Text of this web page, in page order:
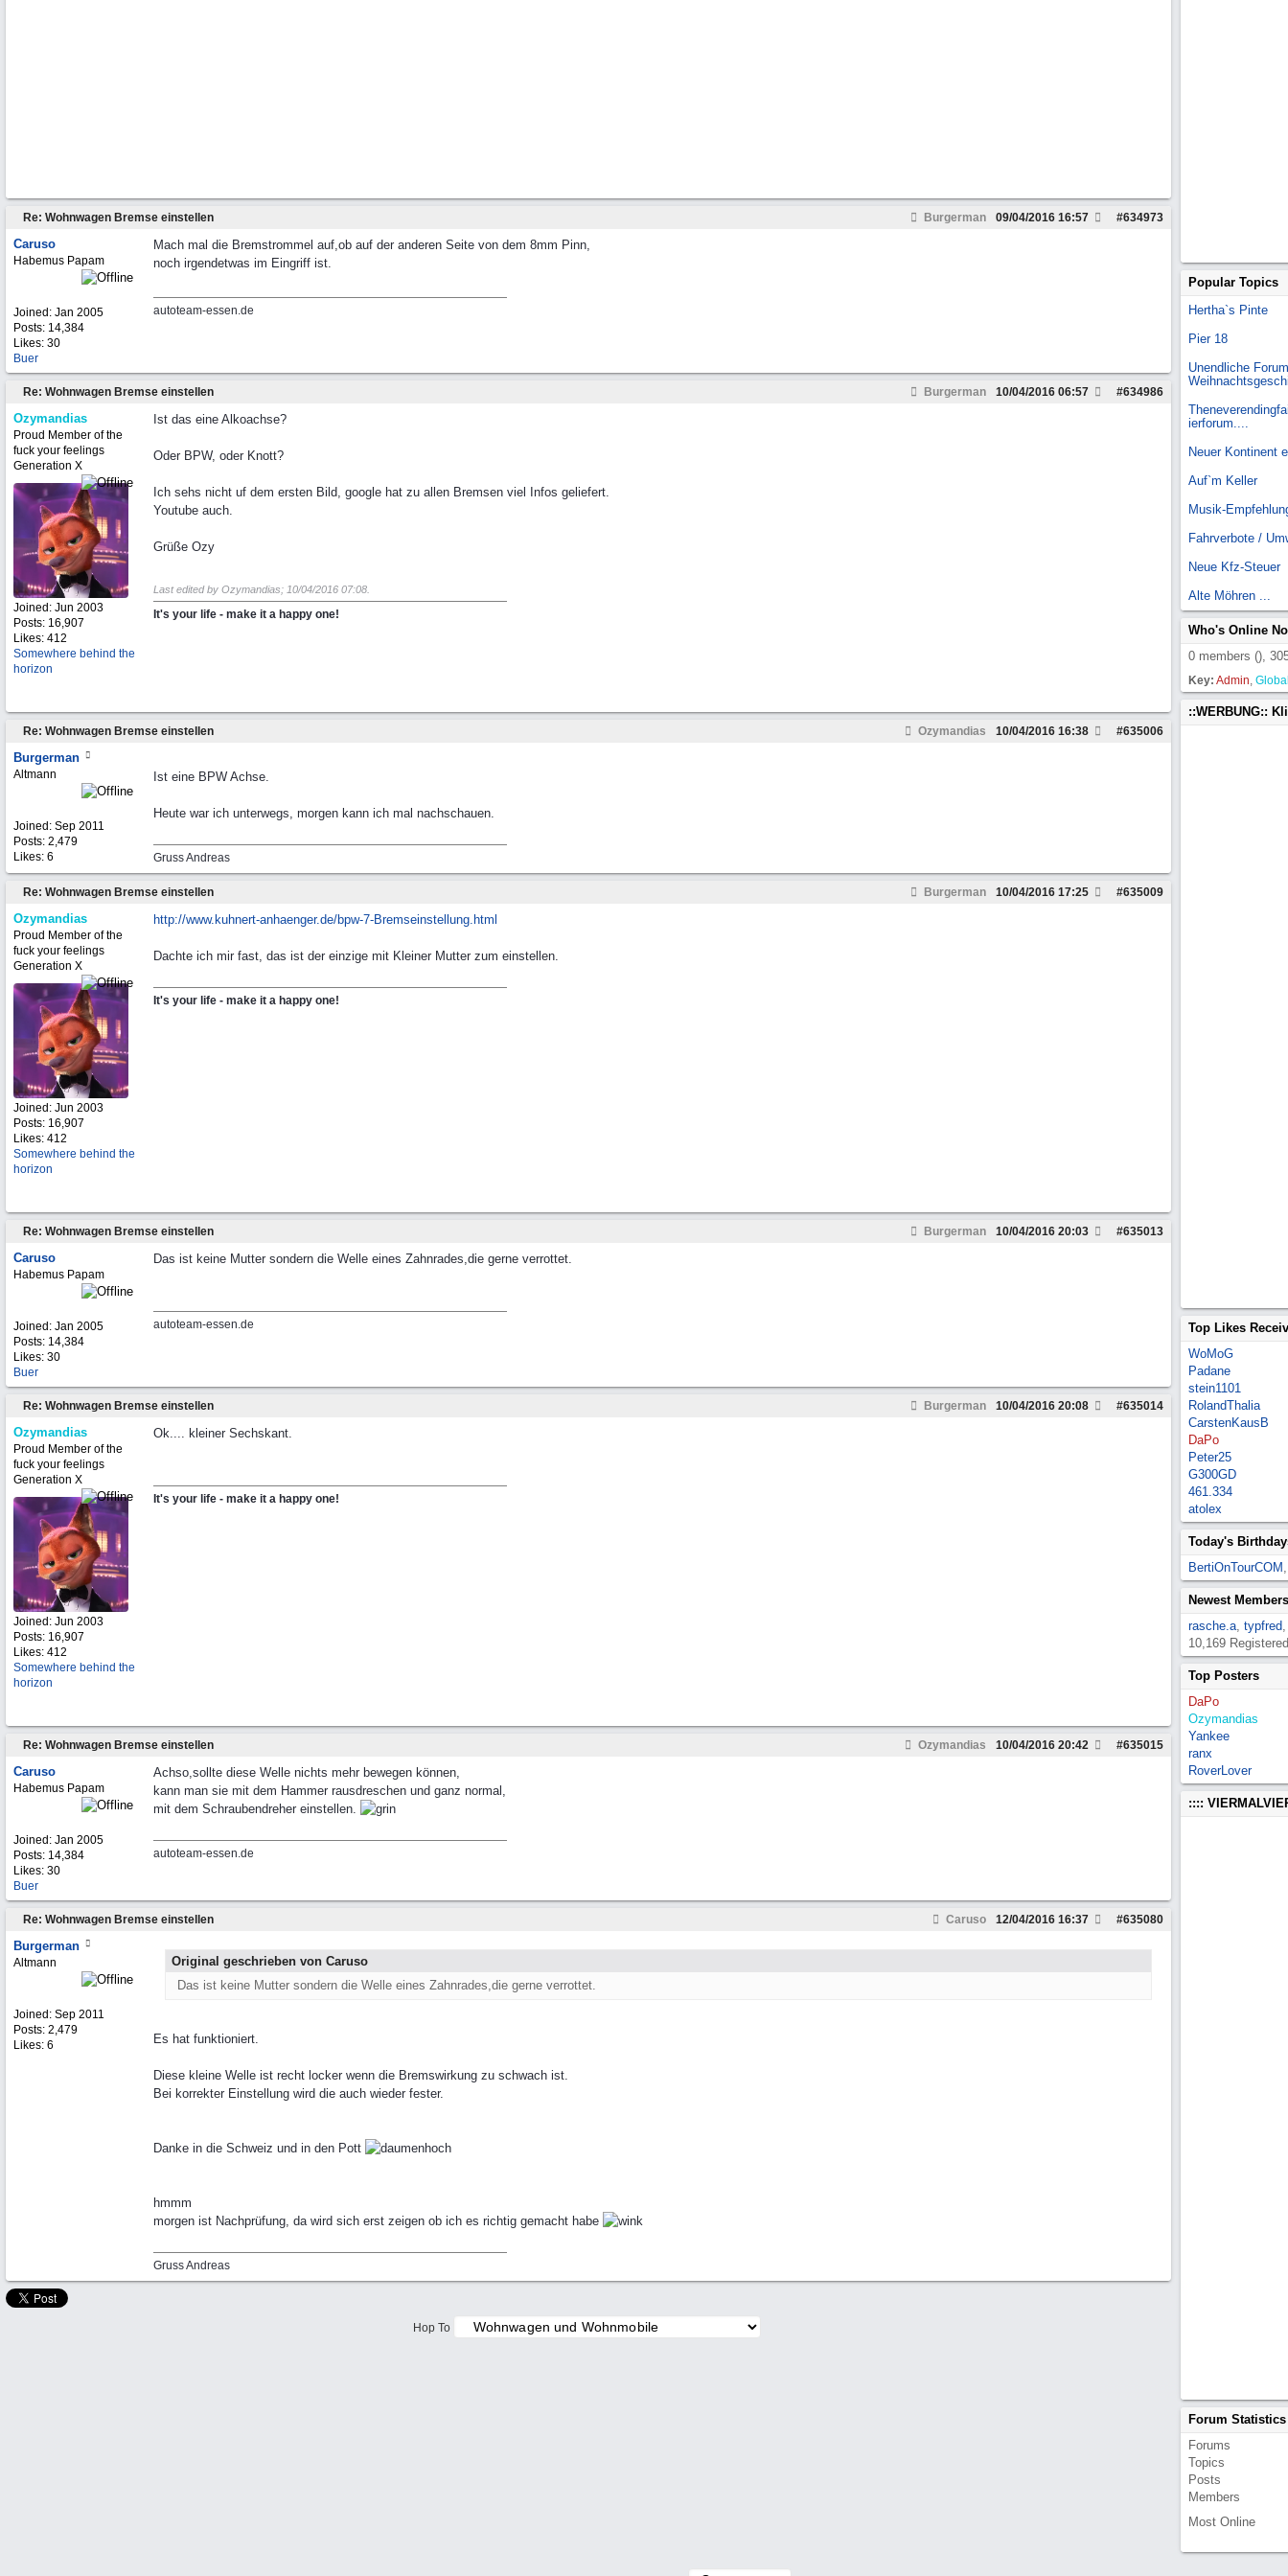
Re: Wohnwagen Bremse einstellen Burgerman #634973
09/04/2016 16:57
Caruso
Habemus Papam
Joined: Jan 2005
Posts: 14,384
Likes: 30
Buer
Mach mal die Bremstrommel auf,ob auf der anderen Seite von dem 8mm Pinn,
noch irgendetwas im Eingriff ist.
autoteam-essen.de
Re: Wohnwagen Bremse einstellen Burgerman #634986
10/04/2016 06:57
Ozymandias
Proud Member of the
fuck your feelings
Generation X
Joined: Jun 2003
Posts: 16,907
Likes: 412
Somewhere behind the
horizon
Ist das eine Alkoachse?
Oder BPW, oder Knott?
Ich sehs nicht uf dem ersten Bild, google hat zu allen Bremsen viel Infos geliefert.
Youtube auch.
Grüße Ozy
Last edited by Ozymandias; 10/04/2016 07:08
It's your life - make it a happy one!
Re: Wohnwagen Bremse einstellen Ozymandias #635006
10/04/2016 16:38
Burgerman
Altmann
Joined: Sep 2011
Posts: 2,479
Likes: 6
Ist eine BPW Achse.
Heute war ich unterwegs, morgen kann ich mal nachschauen.
Gruss Andreas
Re: Wohnwagen Bremse einstellen Burgerman #635009
10/04/2016 17:25
Ozymandias
Proud Member of the
fuck your feelings
Generation X
Joined: Jun 2003
Posts: 16,907
Likes: 412
Somewhere behind the
horizon
http://www.kuhnert-anhaenger.de/bpw-7-Bremseinstellung.html
Dachte ich mir fast, das ist der einzige mit Kleiner Mutter zum einstellen.
It's your life - make it a happy one!
Re: Wohnwagen Bremse einstellen Burgerman #635013
10/04/2016 20:03
Caruso
Habemus Papam
Joined: Jan 2005
Posts: 14,384
Likes: 30
Buer
Das ist keine Mutter sondern die Welle eines Zahnrades,die gerne verrottet.
autoteam-essen.de
Re: Wohnwagen Bremse einstellen Burgerman #635014
10/04/2016 20:08
Ozymandias
Proud Member of the
fuck your feelings
Generation X
Joined: Jun 2003
Posts: 16,907
Likes: 412
Somewhere behind the
horizon
Ok.... kleiner Sechskant.
It's your life - make it a happy one!
Re: Wohnwagen Bremse einstellen Ozymandias #635015
10/04/2016 20:42
Caruso
Habemus Papam
Joined: Jan 2005
Posts: 14,384
Likes: 30
Buer
Achso,sollte diese Welle nichts mehr bewegen können,
kann man sie mit dem Hammer rausdreschen und ganz normal,
mit dem Schraubendreher einstellen.
autoteam-essen.de
Re: Wohnwagen Bremse einstellen Caruso #635080
12/04/2016 16:37
Burgerman
Altmann
Joined: Sep 2011
Posts: 2,479
Likes: 6
Original geschrieben von Caruso
Das ist keine Mutter sondern die Welle eines Zahnrades,die gerne verrottet.
Es hat funktioniert.
Diese kleine Welle ist recht locker wenn die Bremswirkung zu schwach ist.
Bei korrekter Einstellung wird die auch wieder fester.
Danke in die Schweiz und in den Pott
hmmm
morgen ist Nachprüfung, da wird sich erst zeigen ob ich es richtig gemacht habe
Gruss Andreas
Hop To
Popular Topics
Hertha`s Pinte
Pier 18
Unendliche
ierforum....
Neuer Kontinent
Auf`m Keller
Musik-
Fahrverbote /
Neue Kfz-Steuer
Alte Möhren ...
Who's Online
0 members (),
Key: Admin,
::WERBUNG::
Top Likes
WoMoG
Padane
stein1101
RolandThalia
CarstenKausB
DaPo
Peter25
G300GD
461.334
atolex
Today's
BertiOnTourCOM
Newest Members
rasche.a, typfred
10,169
Top Posters
DaPo
Ozymandias
Yankee
ranx
RoverLover
::::
Forum Statistics
Forums
Topics
Posts
Members
Most Online